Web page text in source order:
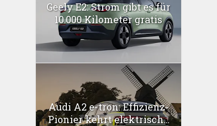
Geely E2: Strom gibt es für
10.000 Kilometer gratis
Audi A2 e-tron: Effizienz-
Pionier kehrt elektrisch...